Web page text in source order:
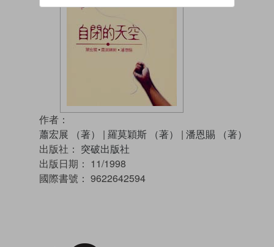
作者：
蕭宏展 （著）
| 羅莫穎斯 （著） | 潘恩賜 （著）
出版社： 突破出版社
出版日期： 11/1998
國際書號： 9622642594